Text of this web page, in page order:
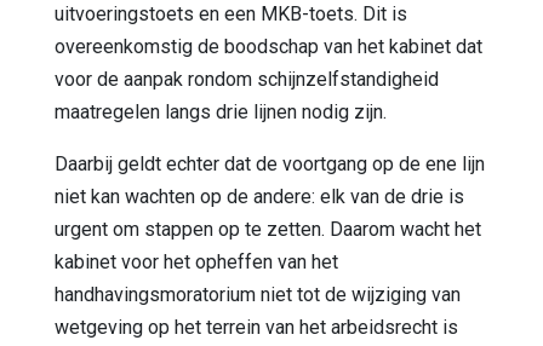
uitvoeringstoets en een MKB-toets. Dit is
overeenkomstig de boodschap van het kabinet dat
voor de aanpak rondom schijnzelfstandigheid
maatregelen langs drie lijnen nodig zijn.
Daarbij geldt echter dat de voortgang op de ene lijn
niet kan wachten op de andere: elk van de drie is
urgent om stappen op te zetten. Daarom wacht het
kabinet voor het opheffen van het
handhavingsmoratorium niet tot de wijziging van
wetgeving op het terrein van het arbeidsrecht is